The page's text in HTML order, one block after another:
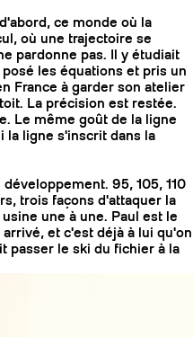
ce monde où la
où une trajectoire se
pardonne pas. Il y étudiait
les équations et pris un
France à garder son atelier
La précision est restée.
Le même goût de la ligne
la ligne s'inscrit dans la
95, 105, 110
trois façons d'attaquer la
une à une. Paul est le
et c'est déjà à lui qu'on
passer le ski du fichier à la